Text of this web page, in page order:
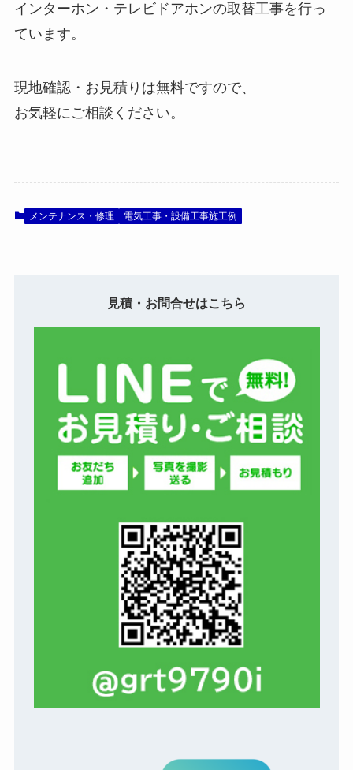
インターホン・テレビドアホンの取替工事を行っ
ています。
現地確認・お見積りは無料ですので、
お気軽にご相談ください。
メンテナンス・修理 電気工事・設備工事施工例
見積・お問合せはこちら